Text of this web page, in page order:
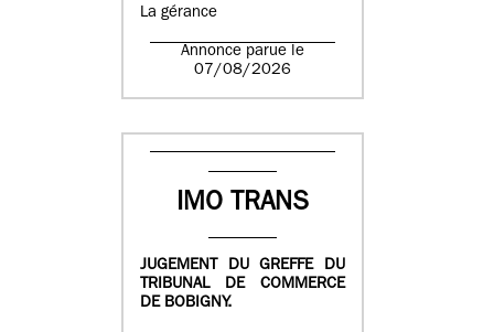
La gérance
Annonce parue le
07/08/2026
IMO TRANS
JUGEMENT DU GREFFE DU
TRIBUNAL DE COMMERCE
DE BOBIGNY.